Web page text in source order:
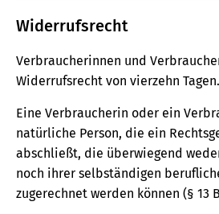
Widerrufsrecht
Verbraucherinnen und
Widerrufsrecht von vierzehn Tagen.
Eine Verbraucherin oder ein
natürliche Person, die ein
abschließt, die überwiegend
noch ihrer selbständigen
zugerechnet werden können (§ 13